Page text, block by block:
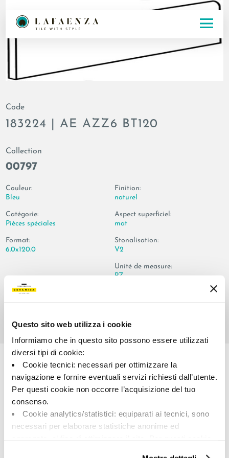
Questo sito web utilizza i cookie
Informiamo che in questo sito possono essere utilizzati
diversi tipi di cookie:
Cookie tecnici: necessari per ottimizzare la
navigazione e fornire eventuali servizi richiesti dall’utente.
Per questi cookie non occorre l’acquisizione del tuo
consenso.
Cookie analytics/statistici: equiparati ai tecnici, sono
necessari per elaborare statistiche anonime ed
Code
183224 | AE AZZ6 BT120
Collection
00797
Couleur:
Bleu
Catégorie:
Pièces spéciales
Format:
6.0x120.0
Finition:
naturel
Aspect superficiel:
mat
Stonalisation:
V2
Unité de measure:
PZ
Share: